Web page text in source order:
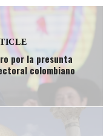
por la presunta
colombiano